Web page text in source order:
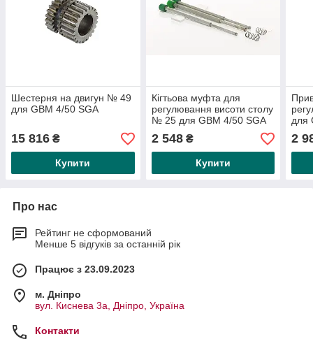
Шестерня на двигун № 49
для GBM 4/50 SGA
15 816 ₴
Купити
Кігтьова муфта для
регулювання висоти столу
№ 25 для GBM 4/50 SGA
2 548₴
Купити
для
2
Про нас
Рейтинг не сформований
Менше 5 відгуків за останній рік
Працює з 23.09.2023
м. Дніпро
вул. Киснева 3а, Дніпро, Україна
Контакти